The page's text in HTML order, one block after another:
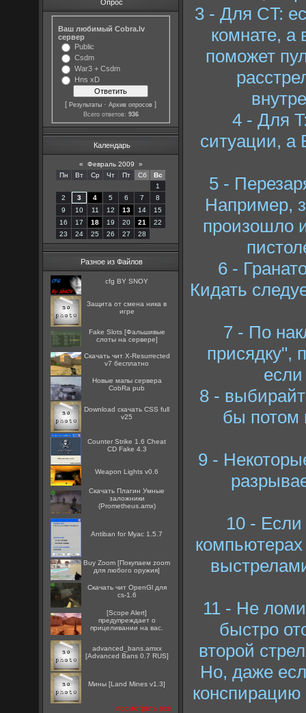
Опрос
Ваш любимый Cobra.lv
сервер
Public
Csdm
War3 + Csdm
Hns xD
[Результаты ·Архив опросов ]
Всего ответов: 936
Календарь
« Февраль 2009
»
Пн
Вт Ср Чт Пт Сб
Вс
1
2
3 4 5 6 7
8
9
10 11 12 13 14
15
16
17 18 19 20 21
22
23
24 25 26 27 28
Разное из Файлов
cfg BY SNOY
Защита от смена ника в
игре
Fake Slots [Фальшивые
слоты на сервере]
Скачать чит X-Resurrected
v7 бесплатно
Новые мапы сервера
CobRa pub
Download скачать CSS full
v25
Counter Strike 1.6 Cheat
CD Fake 4.3
Weapon Lights v0.6
Скачать Плагин Умные
заложники
(Prometheus.amx)
Antiban for Myac 1.5.7
Buy Zoom [Покупаем zoom
для любого оружия]
Скачать чит OpenGl для
cs-1.6
[Scope Alert]
предупреждает о
прицеливании на вас.
advanced_bans.amxx
[Advanced Bans 0.7 RUS]
Мины [Land Mines v1.3]
посмотреть все
3 - Для CT:
комнате, а
поможет
4 - Для
ситуации, а
5 -
Например,
произошло
6 -
Кидать
7 - По
присядку",
если
8 -
бы потом
9 -
10 -
компьютерах
11 - Не
быстро
второй
Но, даже